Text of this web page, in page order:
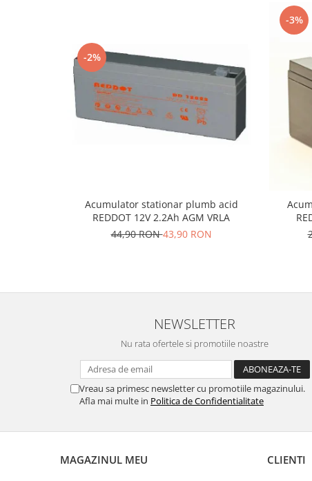
-2%
Acumulator stationar plumb acid
REDDOT 12V 2.2Ah AGM VRLA
44,90 RON43,90 RON
-3%
NEWSLETTER
Nu rata ofertele si promotiile noastre
Vreau sa primesc newsletter cu promotiile magazinului.
Afla mai multe in Politica de Confidentialitate
MAGAZINUL MEU CLIENTI